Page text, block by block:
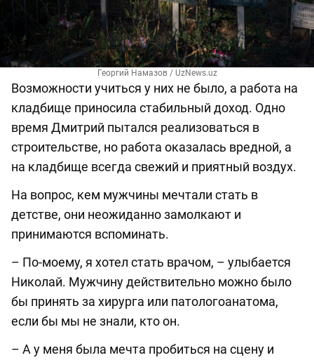
Георгий Намазов / UzNews.uz
Возможности учиться у них не было, а работа на
кладбище приносила стабильный доход. Одно
время Дмитрий пытался реализоваться в
строительстве, но работа оказалась вредной, а
на кладбище всегда свежий и приятный воздух.
На вопрос, кем мужчины мечтали стать в
детстве, они неожиданно замолкают и
принимаются вспоминать.
– По-моему, я хотел стать врачом, – улыбается
Николай. Мужчину действительно можно было
бы принять за хирурга или патологоанатома,
если бы мы не знали, кто он.
– А у меня была мечта пробиться на сцену и